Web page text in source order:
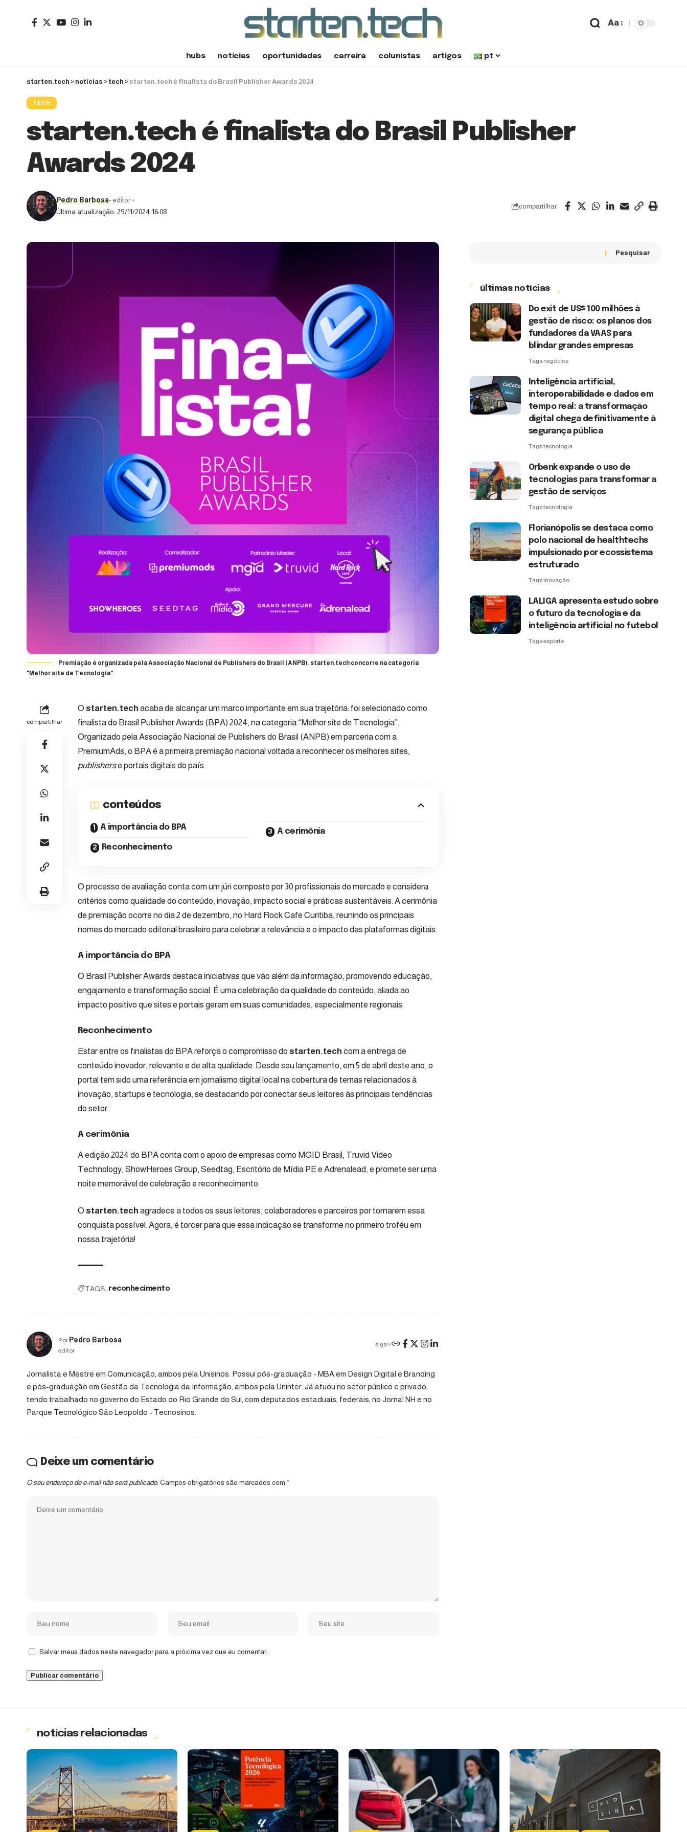
Aa
hubs notícias oportunidades carreira colunistas artigos pt
starten.tech > notícias > tech > starten.tech é finalista do Brasil Publisher Awards 2024
TECH
starten.tech é finalista do Brasil Publisher
Awards 2024
Última atualização: 29/11/2024 16:08
Pedro Barbosa- editor
compartilhar
Premiação é organizada pela Associação Nacional de Publishers do Brasil (ANPB). starten.tech concorre na categoria
"Melhor site de Tecnologia".
compartilhar
O starten.tech acaba de alcançar um marco importante em sua trajetória: foi selecionado como
finalista do Brasil Publisher Awards (BPA) 2024, na categoria “Melhor site de Tecnologia”.
Organizado pelaAssociação Nacional de Publishers do Brasil (ANPB) em parceria com a
PremiumAds, o BPA é a primeira premiação nacional voltada a reconhecer os melhores sites,
publisherse portais digitais do país.
conteúdos
A importância do BPA
Reconhecimento
A cerimônia
O processo de avaliação conta com um júri composto por 30 profissionais do mercado e considera
critérios como qualidade do conteúdo, inovação, impacto social e práticas sustentáveis. A cerimônia
de premiação ocorre no dia 2 de dezembro, no Hard Rock Cafe Curitiba, reunindo os principais
nomes do mercado editorial brasileiro para celebrar a relevância e o impacto das plataformas digitais.
A importância do BPA
O Brasil Publisher Awards destaca iniciativas que vão além da informação, promovendo educação,
engajamento e transformação social. É uma celebração da qualidade do conteúdo, aliada ao
impacto positivo que sites e portais geram em suas comunidades, especialmente regionais.
Reconhecimento
Estar entre os finalistas do BPA reforça o compromisso do starten.tech com a entrega de
conteúdo inovador, relevante e de alta qualidade. Desde seu lançamento, em 5 de abril deste ano, o
portal tem sido uma referência em jornalismo digital local na cobertura de temas relacionados à
inovação, startups e tecnologia, se destacando por conectar seus leitores às principais tendências
do setor.
A cerimônia
A edição 2024 do BPA conta com o apoio de empresas como MGID Brasil, Truvid Video
Technology, ShowHeroes Group, Seedtag, Escritório de Mídia PE e Adrenalead, e promete ser uma
noite memorável de celebração e reconhecimento.
O starten.tech agradece a todos os seus leitores, colaboradores e parceiros por tornarem essa
conquista possível. Agora, é torcer para que essa indicação se transforme no primeiro troféu em
nossa trajetória!
TAGS: reconhecimento
Por Pedro Barbosa
editor
siga>
Jornalista e Mestre em Comunicação, ambos pela Unisinos. Possui pós-graduação - MBA em Design Digital e Branding
e pós-graduação em Gestão da Tecnologia da Informação, ambos pela Uninter. Já atuou no setor público e privado,
tendo trabalhado no governo do Estado do Rio Grande do Sul, com deputados estaduais, federais, no Jornal NH e no
Parque Tecnológico São Leopoldo - Tecnosinos.
Deixe um comentário
O seu endereço de e-mail não será publicado. Campos obrigatórios são marcados com *
Salvar meus dados neste navegador para a próxima vez que eu comentar.
Pesquisar
últimas notícias
Do exit de US$ 100 milhões à
gestão de risco: os planos dos
fundadores da VAAS para
blindar grandes empresas
Tags:negócios
Inteligência artificial,
interoperabilidade e dados em
tempo real: a transformação
digital chega definitivamente à
segurança pública
Tags:tecnologia
Orbenk expande o uso de
tecnologias para transformar a
gestão de serviços
Tags:tecnologia
Florianópolis se destaca como
polo nacional de healthtechs
impulsionado por ecossistema
estruturado
Tags:inovação
LALIGA apresenta estudo sobre
o futuro da tecnologia e da
inteligência artificial no futebol
Tags:esporte
notícias relacionadas